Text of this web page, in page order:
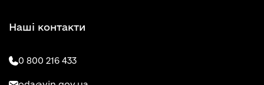
Наші контакти
0 800 216 433